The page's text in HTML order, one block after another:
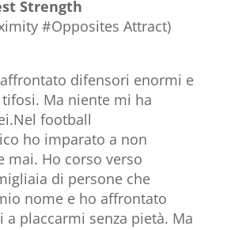
Strength
#Opposites Attract)
difensori enormi e
Ma niente mi ha
football
ho imparato a non
mai. Ho corso verso
di persone che
nome e ho affrontato
placcarmi senza pietà. Ma